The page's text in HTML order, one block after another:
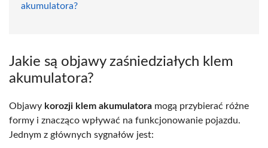
akumulatora?
Jakie są objawy zaśniedziałych klem
akumulatora?
Objawy korozji klem akumulatora mogą przybierać różne
formy i znacząco wpływać na funkcjonowanie pojazdu.
Jednym z głównych sygnałów jest: